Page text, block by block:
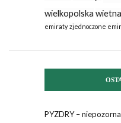
wielkopolska
emiraty zjednoczone
PYZDRY –